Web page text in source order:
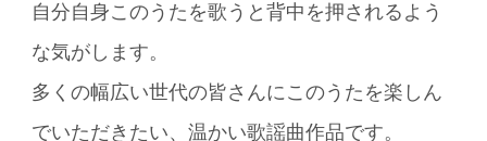
自分自身このうたを歌うと背中を押されるよう
な気がします。
多くの幅広い世代の皆さんにこのうたを楽しん
でいただきたい、温かい歌謡曲作品です。